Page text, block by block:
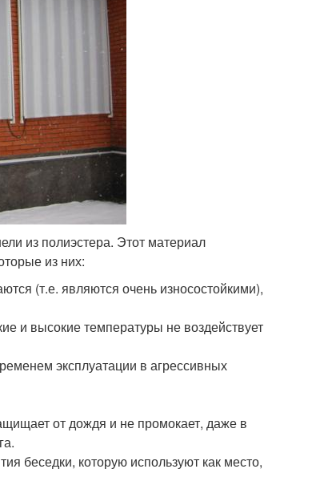
из полиэстера. Этот материал
из них:
(т.е. являются очень износостойкими),
и высокие температуры не воздействует
эксплуатации в агрессивных
от дождя и не промокает, даже в
беседки, которую используют как место,